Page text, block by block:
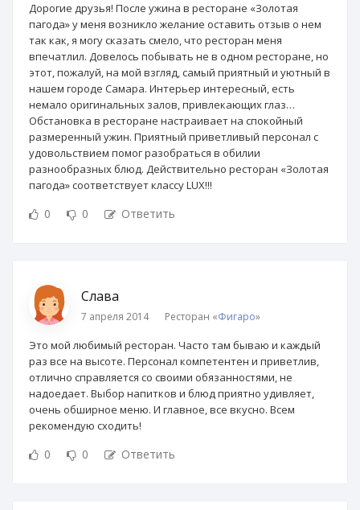
Дорогие друзья! После ужина в ресторане «Золотая
пагода» у меня возникло желание оставить отзыв о нем
так как, я могу сказать смело, что ресторан меня
впечатлил. Довелось побывать не в одном ресторане, но
этот, пожалуй, на мой взгляд, самый приятный и уютный в
нашем городе Самара. Интерьер интересный, есть
немало оригинальных залов, привлекающих глаз…
Обстановка в ресторане настраивает на спокойный
размеренный ужин. Приятный приветливый персонал с
удовольствием помог разобраться в обилии
разнообразных блюд. Действительно ресторан «Золотая
пагода» соответствует классу LUX!!!
0 0 Ответить
Слава
7 апреля 2014 Ресторан «Фигаро»
Это мой любимый ресторан. Часто там бываю и каждый
раз все на высоте. Персонал компетентен и приветлив,
отлично справляется со своими обязанностями, не
надоедает. Выбор напитков и блюд приятно удивляет,
очень обширное меню. И главное, все вкусно. Всем
рекомендую сходить!
0 0 Ответить